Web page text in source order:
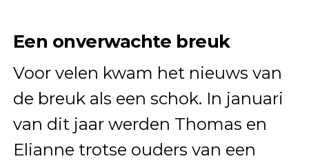
Een onverwachte breuk
Voor velen kwam het nieuws van
de breuk als een schok. In januari
van dit jaar werden Thomas en
Elianne trotse ouders van een